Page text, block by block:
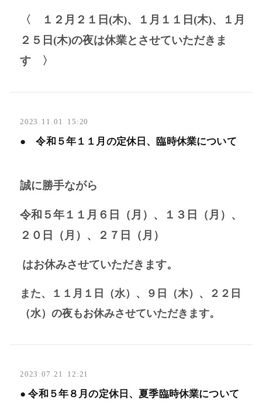
〈 １２月２１日(木)、１月１１日(木)、１月
２５日(木)の夜は休業とさせていただきま
す 〉
2023 . 11 . 01 15:20
● 令和５年１１月の定休日、臨時休業について
誠に勝手ながら
令和５年１１月６日（月）、１３日（月）、
２０日（月）、２７日（月）
はお休みさせていただきます。
また、１１月１日（水） 、９日（木）、２２日
（水）の夜もお休みさせていただきます。
2023 . 07 . 21 12:21
● 令和５年８月の定休日、夏季臨時休業について